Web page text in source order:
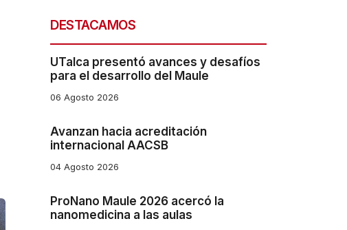
DESTACAMOS
UTalca presentó avances y desafíos
para el desarrollo del Maule
06 Agosto 2026
Avanzan hacia acreditación
internacional AACSB
04 Agosto 2026
ProNano Maule 2026 acercó la
nanomedicina a las aulas